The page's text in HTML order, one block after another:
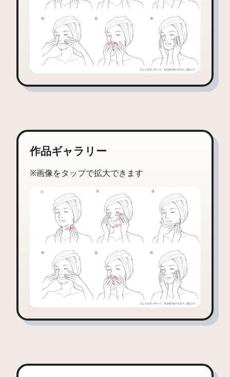
作品ギャラリー
※画像をタップで拡大できます